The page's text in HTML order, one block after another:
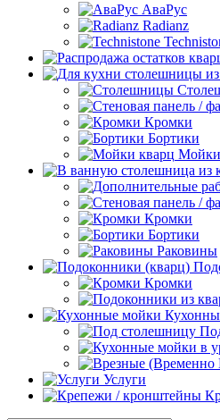
АваРус
Radianz
Кромки
Бортики
Мойки
Кромки
Бортики
Раковины
Кромки
Услуги